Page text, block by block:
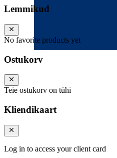
Lemmikud
No favorite products yet
Ostukorv
Teie ostukorv on tühi
Kliendikaart
Log in to access your client card